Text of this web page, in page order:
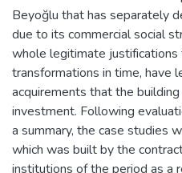
Beyoğlu that has separately
due to its commercial social
whole legitimate justifications
transformations in time, have
acquirements that the
investment. Following
a summary, the case studies
which was built by the
institutions of the period as a